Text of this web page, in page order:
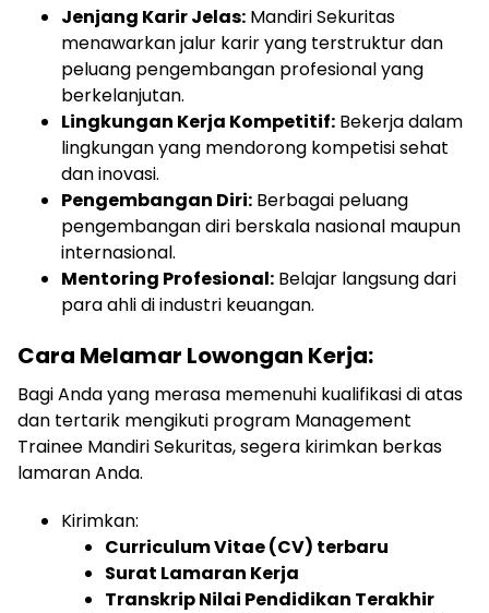
Jenjang Karir Jelas: Mandiri Sekuritas
menawarkan jalur karir yang terstruktur dan
peluang pengembangan profesional yang
berkelanjutan.
Lingkungan Kerja Kompetitif: Bekerja dalam
lingkungan yang mendorong kompetisi sehat
dan inovasi.
Pengembangan Diri: Berbagai peluang
pengembangan diri berskala nasional maupun
internasional.
Mentoring Profesional: Belajar langsung dari
para ahli di industri keuangan.
Cara Melamar Lowongan Kerja:
Bagi Anda yang merasa memenuhi kualifikasi di atas
dan tertarik mengikuti program Management
Trainee Mandiri Sekuritas, segera kirimkan berkas
lamaran Anda.
Kirimkan:
Curriculum Vitae (CV) terbaru
Surat Lamaran Kerja
Transkrip Nilai Pendidikan Terakhir